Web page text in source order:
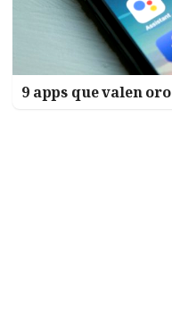
9 apps que valen oro